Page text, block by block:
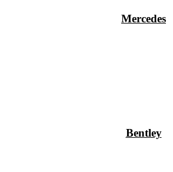
Mercedes
Bentley